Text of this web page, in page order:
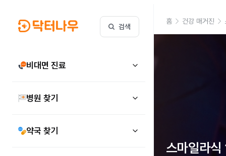
검색
비대면 진료
병원 찾기
약국 찾기
홈 건강 매거진
스마일라